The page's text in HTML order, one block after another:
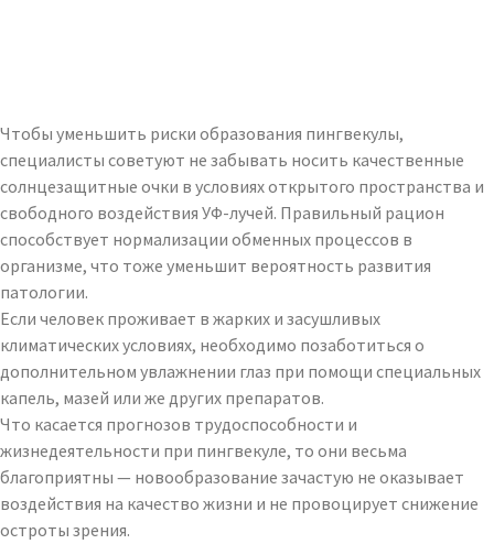
Чтобы уменьшить риски образования пингвекулы,
специалисты советуют не забывать носить качественные
солнцезащитные очки в условиях открытого пространства и
свободного воздействия УФ-лучей. Правильный рацион
способствует нормализации обменных процессов в
организме, что тоже уменьшит вероятность развития
патологии.
Если человек проживает в жарких и засушливых
климатических условиях, необходимо позаботиться о
дополнительном увлажнении глаз при помощи специальных
капель, мазей или же других препаратов.
Что касается прогнозов трудоспособности и
жизнедеятельности при пингвекуле, то они весьма
благоприятны — новообразование зачастую не оказывает
воздействия на качество жизни и не провоцирует снижение
остроты зрения.